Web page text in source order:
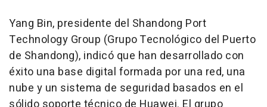
Yang Bin, presidente del Shandong Port
Technology Group (Grupo Tecnológico del Puerto
de Shandong), indicó que han desarrollado con
éxito una base digital formada por una red, una
nube y un sistema de seguridad basados en el